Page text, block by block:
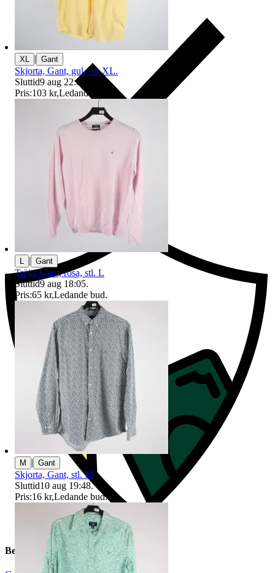
Ersättning om du inte får din vara
Beskrivning
XL | Gant
Skjorta, Gant, gul, stl. XL.
Sluttid9 aug 22:00
Pris:103 kr,Ledande bud
L | Gant
Tröja, Gant, rosa, stl. L
Sluttid9 aug 18:05.
Pris:65 kr,Ledande bud.
M | Gant
Skjorta, Gant, stl. M
Sluttid10 aug 19:48.
Pris:16 kr,Ledande bud.